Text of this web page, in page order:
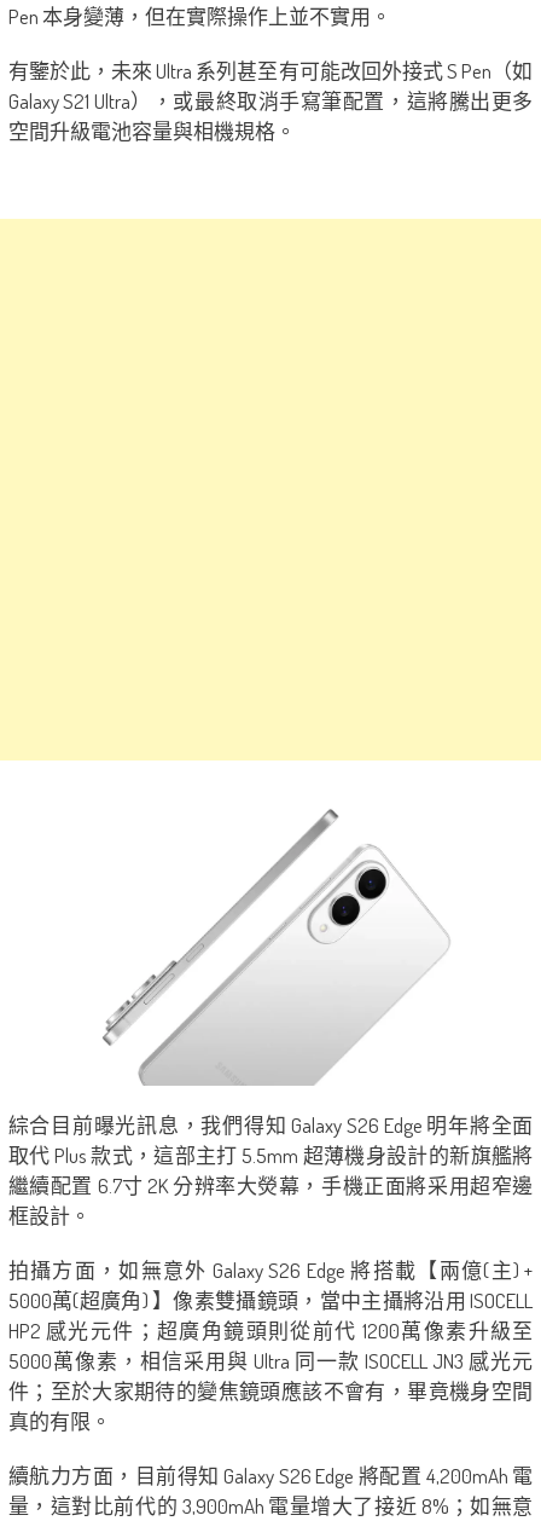
Pen 本身變薄，但在實際操作上並不實用。
有鑒於此，未來 Ultra 系列甚至有可能改回外接式 S Pen（如
Galaxy S21 Ultra），或最終取消手寫筆配置，這將騰出更多
空間升級電池容量與相機規格。
綜合目前曝光訊息，我們得知 Galaxy S26 Edge 明年將全面
取代 Plus 款式，這部主打 5.5mm 超薄機身設計的新旗艦將
繼續配置 6.7寸 2K 分辨率大熒幕，手機正面將采用超窄邊
框設計。
拍攝方面，如無意外 Galaxy S26 Edge 將搭載【兩億(主) +
5000萬(超廣角) 】像素雙攝鏡頭，當中主攝將沿用 ISOCELL
HP2 感光元件；超廣角鏡頭則從前代 1200萬像素升級至
5000萬像素，相信采用與 Ultra 同一款 ISOCELL JN3 感光元
件；至於大家期待的變焦鏡頭應該不會有，畢竟機身空間
真的有限。
續航力方面，目前得知 Galaxy S26 Edge 將配置 4,200mAh 電
量，這對比前代的 3,900mAh 電量增大了接近 8%；如無意